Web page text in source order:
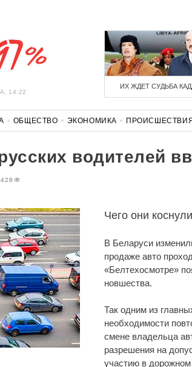
14:22
ИХ ЖДЕТ СУДЬБА
ОБЩЕСТВО ЭКОНОМИКА ПРОИСШЕСТВИЯ
водителей
Чего они
В Беларуси
продаже авто
«Белтехосмотре»
новшества.
Так одним из
необходимости
смене владельца
разрешения на
участию в